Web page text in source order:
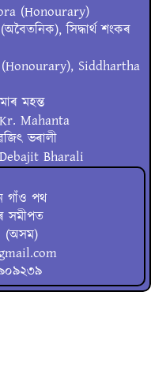
(Honourary)
সিদ্ধাৰ্থ শংকৰ
Siddhartha
মহন্ত
Mahanta
ভৰালী
Bharali
গাঁও পথ
সমীপত
(অসম)